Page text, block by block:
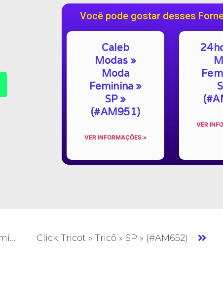
Você pode gostar desses
Caleb
Modas »
Moda
Feminina »
SP »
(#AM951)
VER INFORMAÇÕES »
VER
yang moda feminina » Moda Feminina » SP » (#AM650) Click Tricot » Tricô » SP » (#AM652)